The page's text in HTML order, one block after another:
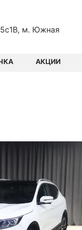
м. Южная
АКЦИИ